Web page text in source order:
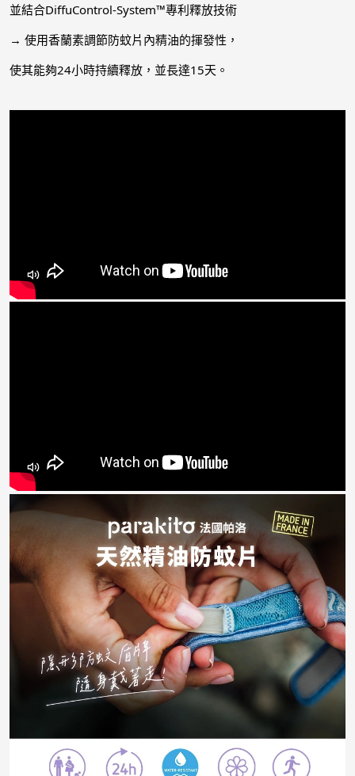
並結合DiffuControl-System™專利釋放技術
→ 使用香蘭素調節防蚊片內精油的揮發性，
使其能夠24小時持續釋放，並長達15天。